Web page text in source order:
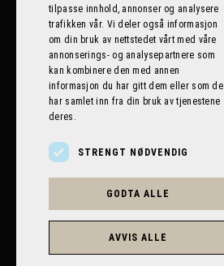
E-post
post@bilplaneten.no
tilpasse innhold, annonser og analysere
trafikken vår. Vi deler også informasjon
om din bruk av nettstedet vårt med våre
annonserings- og analysepartnere som
kan kombinere den med annen
informasjon du har gitt dem eller som de
har samlet inn fra din bruk av tjenestene
deres.
STRENGT NØDVENDIG
GODTA ALLE
AVVIS ALLE